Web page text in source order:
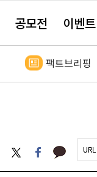
공모전 이벤트
팩트브리핑
트
위
터
페
이
스
카
카 페
이
지